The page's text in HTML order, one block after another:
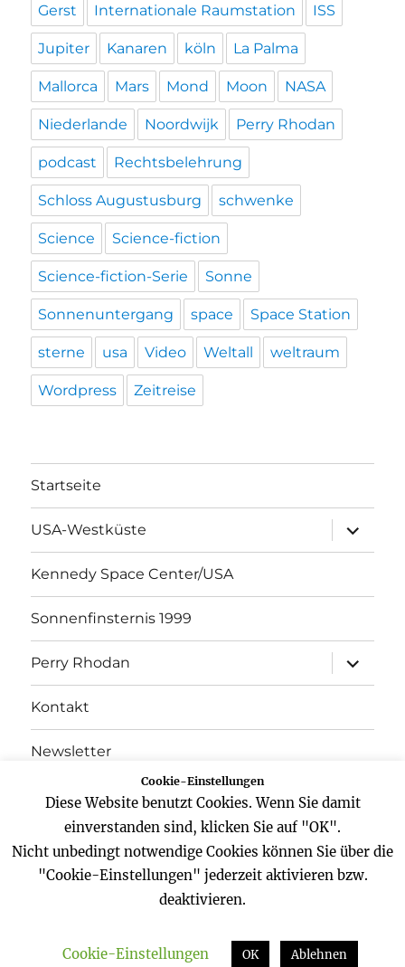
Gerst Internationale Raumstation ISS
Jupiter Kanaren köln La Palma
Mallorca Mars Mond Moon NASA
Niederlande Noordwijk Perry Rhodan
podcast Rechtsbelehrung
Schloss Augustusburg schwenke
Science Science-fiction
Science-fiction-Serie Sonne
Sonnenuntergang space Space Station
sterne usa Video Weltall weltraum
Wordpress Zeitreise
Startseite
USA-Westküste
öffnen
Kennedy Space Center/USA
Sonnenfinsternis 1999
Perry Rhodan
öffnen
Kontakt
Newsletter
Datenschutz
FacebookTwitterYouTube
Zeitreisender Datenschutz
Stolz präsentiert von
Cookie-Einstellungen
Diese Website benutzt Cookies. Wenn Sie damit
einverstanden sind, klicken Sie auf "OK".
Nicht unbedingt notwendige Cookies können Sie über die
"Cookie-Einstellungen" jederzeit aktivieren bzw.
deaktivieren.
Cookie-Einstellungen OK Ablehnen